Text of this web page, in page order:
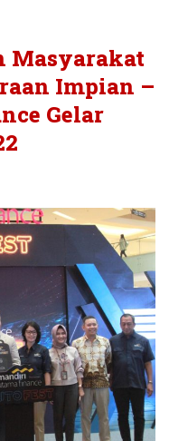
Masyarakat
Impian –
Gelar